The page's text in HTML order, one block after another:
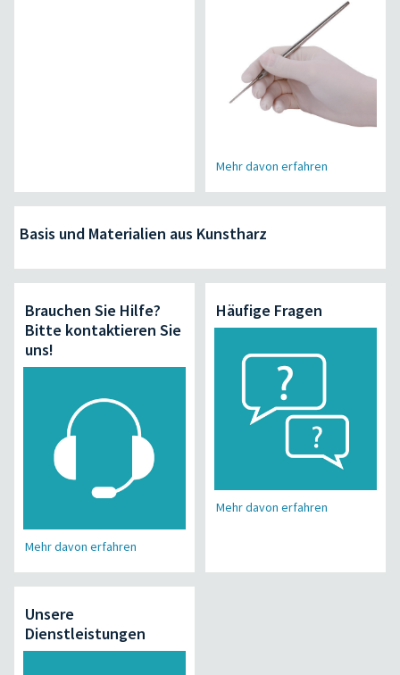
Mehr davon erfahren
Basis und Materialien aus Kunstharz
Brauchen Sie Hilfe?
Bitte kontaktieren Sie
uns!
Mehr davon erfahren
Häufige Fragen
Mehr davon erfahren
Unsere
Dienstleistungen